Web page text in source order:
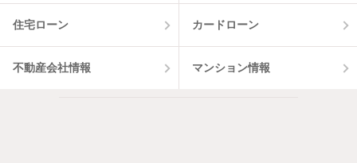
住宅ローン カードローン
不動産会社情報 マンション情報